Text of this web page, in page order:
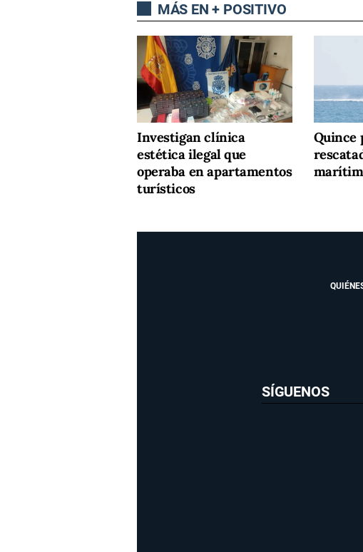
MÁS EN + POSITIVO
Investigan clínica
estética ilegal que
operaba en apartamentos
turísticos
Quince
SÍGUENOS